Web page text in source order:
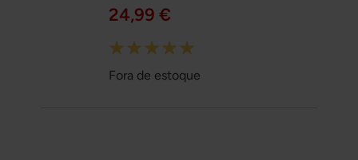
24,99 €
Rating:
100%
Fora de estoque